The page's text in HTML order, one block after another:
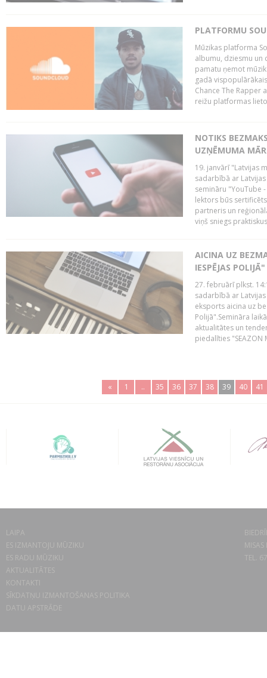
PLATFORMU
Mūzikas platforma
albumu, dziesmu un
pamatu ņemot
gadā
Chance The Rapper
reižu platformas
NOTIKS
UZŅĒMUMA
19. janvārī "Latvijas
sadarbībā ar
semināru "YouTube
lektors būs
partneris un
viņš sniegs
AICINA UZ
IESPĒJAS POLIJĀ"
27. februārī plkst.
sadarbībā ar
eksports aicina uz
Polijā".Semināra
aktualitātes un
piedalīties "SEAZON
« 1 .. 35 36 37 38 39 40 41
LAIPA
ES IZMANTOJU MŪZIKU
ES RADU MŪZIKU
AKTUALITĀTES
KONTAKTI
SĪKDATŅU IZMANTOŠANAS POLITIKA
DATU APSTRĀDE
TEL.